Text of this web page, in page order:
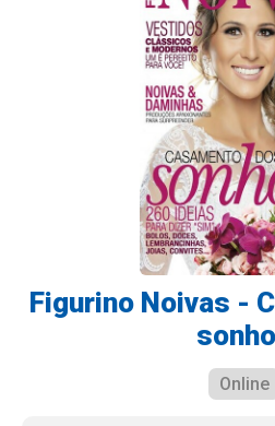
Figurino Noivas -
Online